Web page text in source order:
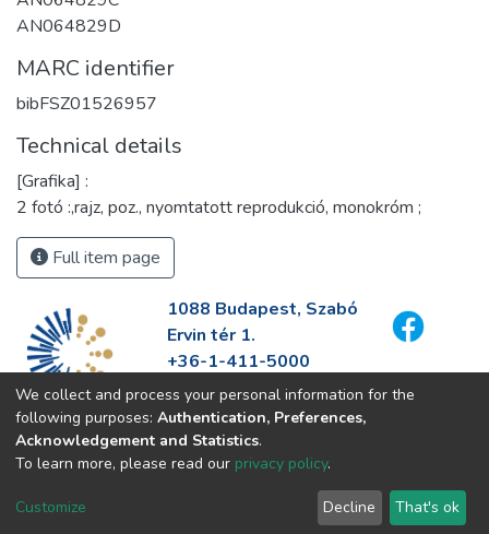
AN064829D
MARC identifier
bibFSZ01526957
Technical details
[Grafika] :
2 fotó :,rajz, poz., nyomtatott reprodukció, monokróm ;
Full item page
1088 Budapest, Szabó
Ervin tér 1.
+36-1-411-5000
info@fszek.hu
https://fszek.hu
We collect and process your personal information for the
following purposes: Authentication, Preferences,
Acknowledgement and Statistics.
To learn more, please read our privacy policy.
Customize Decline That's ok